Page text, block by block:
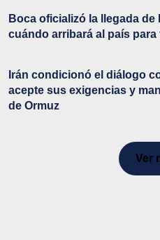
Boca oficializó la llegada
cuándo arribará al país
Irán condicionó el diálogo
acepte sus exigencias y
de Ormuz
Ver